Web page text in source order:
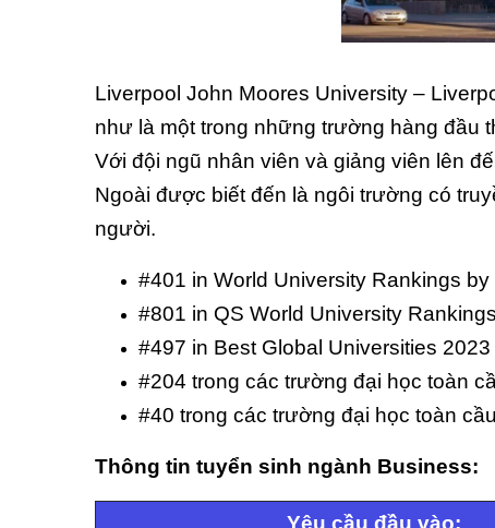
Liverpool John Moores University –
như là một trong những trường hàng đầu
Với đội ngũ nhân viên và giảng viên lên
Ngoài được biết đến là ngôi trường có
người.
#401 in World University Rankings
#801 in QS World University
#497 in Best Global Universities 2023
#204 trong các trường đại học toàn
#40 trong các trường đại học toàn
Thông tin tuyển sinh ngành Business:
Yêu cầu đầu vào: